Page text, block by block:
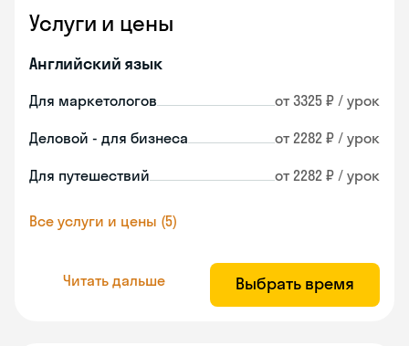
Услуги и цены
Английский язык
Для маркетологов от 3325 ₽ / урок
Деловой - для бизнеса от 2282 ₽ / урок
Для путешествий от 2282 ₽ / урок
Все услуги и цены (5)
Читать дальше Выбрать время